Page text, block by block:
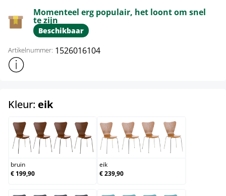
Momenteel erg populair, het loont om snel
te zijn
Beschikbaar
Artikelnummer: 1526016104
Toon meer productinformatie
Kleur: eikselect
bruin
bruin
€ 199,90
eik
eik
€ 239,90